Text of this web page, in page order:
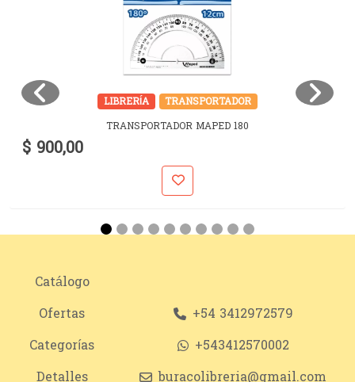
LIBRERÍA
TRANSPORTADOR
TRANSPORTADOR MAPED 180
$ 900,00
Catálogo
Ofertas
Categorías
Detalles
+54 3412972579
+543412570002
buracolibreria@gmail.com